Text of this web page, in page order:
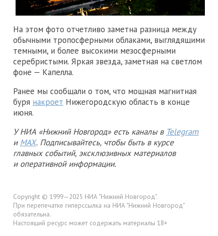
На этом фото отчетливо заметна разница между
обычными тропосферными облаками, выглядящими
темными, и более высокими мезосферными
серебристыми. Яркая звезда, заметная на светлом
фоне — Капелла.
Ранее мы сообщали о том, что мощная магнитная
буря накроет Нижегородскую область в конце
июня.
У НИА «Нижний Новгород» есть каналы в Telegram
и MAX. Подписывайтесь, чтобы быть в курсе
главных событий, эксклюзивных материалов
и оперативной информации.
Copyright © 1999—2025 НИА "Нижний Новгород".
При перепечатке гиперссылка на НИА "Нижний Новгород"
обязательна.
Настоящий ресурс может содержать материалы 18+